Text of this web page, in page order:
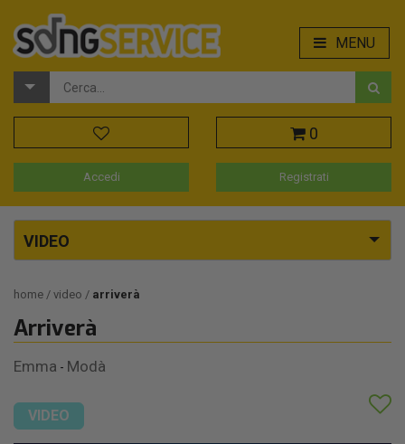
MENU
0
Accedi Registrati
VIDEO
home video arriverà
Arriverà
Emma - Modà
VIDEO